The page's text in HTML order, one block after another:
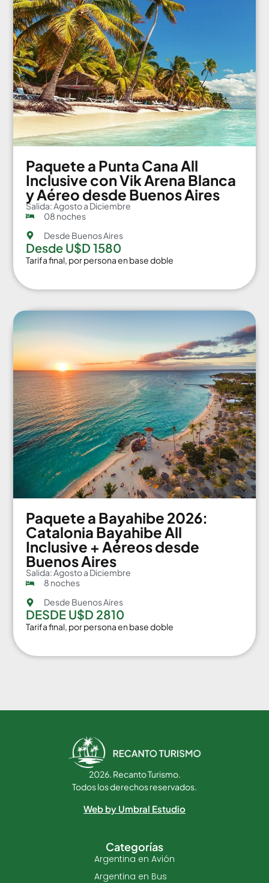
Paquete a Punta Cana All
Inclusive con Vik Arena Blanca
y Aéreo desde Buenos Aires
Salida: Agosto a Diciembre
08 noches
Desde Buenos Aires
Desde U$D 1580
Tarifa final, por persona en base doble
Paquete a Bayahibe 2026:
Catalonia Bayahibe All
Inclusive + Aéreos desde
Buenos Aires
Salida: Agosto a Diciembre
8 noches
Desde Buenos Aires
DESDE U$D 2810
Tarifa final, por persona en base doble
2026. Recanto Turismo.
Todos los derechos reservados.
Web by Umbral Estudio
Categorías
Argentina en Avión
Argentina en Bus